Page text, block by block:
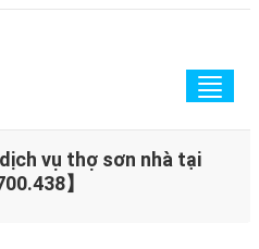
vụ thợ sơn nhà tại
】